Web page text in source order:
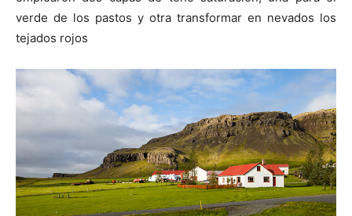
verde de los pastos y otra transformar en nevados los
tejados rojos